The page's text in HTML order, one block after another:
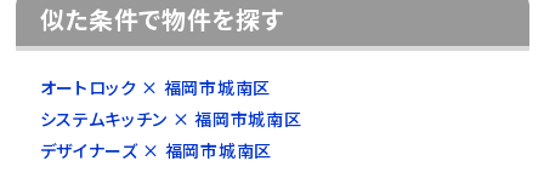
似た条件で物件を探す
オートロック × 福岡市城南区
システムキッチン × 福岡市城南区
デザイナーズ × 福岡市城南区